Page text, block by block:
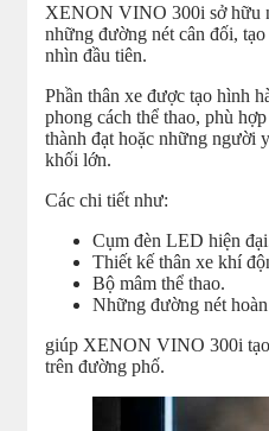
XENON VINO 300i sở hữu
những đường nét cân đối,
nhìn đầu tiên.
Phần thân xe được tạo hình
phong cách thể thao, phù
thành đạt hoặc những người
khối lớn.
Các chi tiết như:
Cụm đèn LED hiện
Thiết kế thân xe khí
Bộ mâm thể thao.
Những đường nét
giúp XENON VINO 300i
trên đường phố.